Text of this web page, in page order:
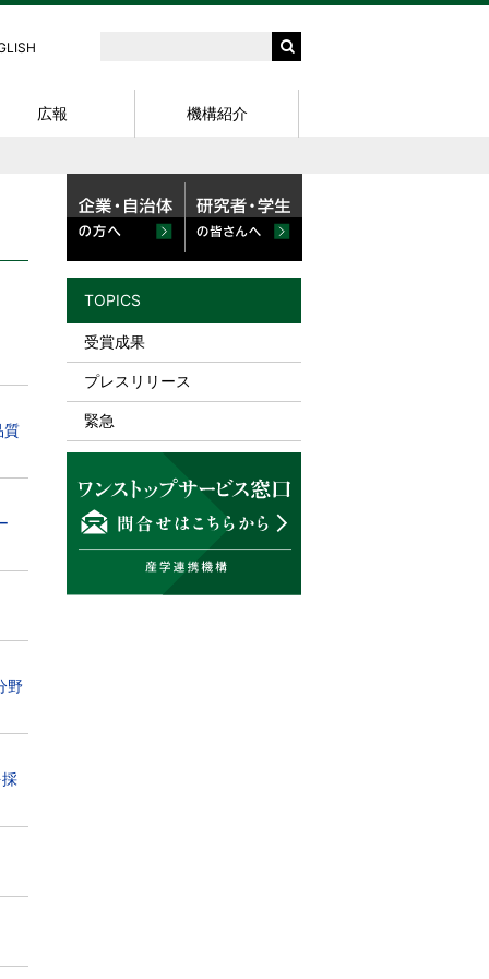
外部資金〈競争的資金等公募情
報〉
研究シーズ集
知財説明会
知的財産基礎セミナー
スキルアップセミナー
東北大学知財セミナー
外部資金関連 細則・様式
広報
パンフレット
X (Twitter)
機構紹介
問合せ先
質
野
TOPICS
受賞成果
プレスリリース
緊急